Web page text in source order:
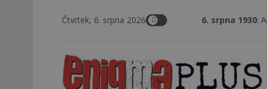
Čtvrtek, 6. srpna 20266. srpna 1930 : Americký vrchní